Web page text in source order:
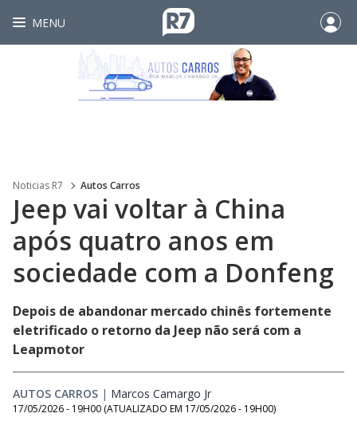
MENU
Noticias R7 Autos Carros
Jeep vai voltar à China
após quatro anos em
sociedade com a Donfeng
Depois de abandonar mercado chinês fortemente
eletrificado o retorno da Jeep não será com a
Leapmotor
AUTOS CARROS | Marcos Camargo Jr
17/05/2026 - 19H00 (ATUALIZADO EM 17/05/2026 - 19H00)